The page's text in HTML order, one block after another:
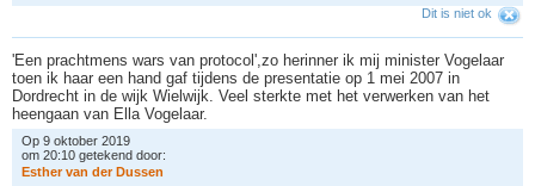
Dit is niet ok
'Een prachtmens wars van protocol',zo herinner ik mij minister Vogelaar
toen ik haar een hand gaf tijdens de presentatie op 1 mei 2007 in
Dordrecht in de wijk Wielwijk. Veel sterkte met het verwerken van het
heengaan van Ella Vogelaar.
Op 9 oktober 2019
om 20:10 getekend door:
Esther van der Dussen